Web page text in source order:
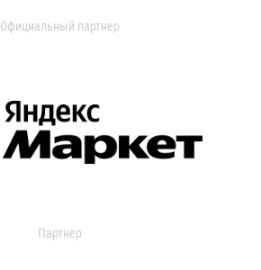
Официальный партнер
Партнер